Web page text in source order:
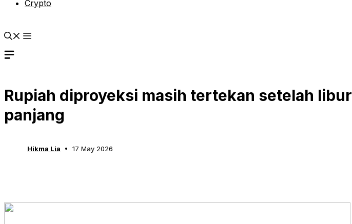
Crypto
Rupiah diproyeksi masih tertekan setelah libur
panjang
Hikma Lia 17 May 2026